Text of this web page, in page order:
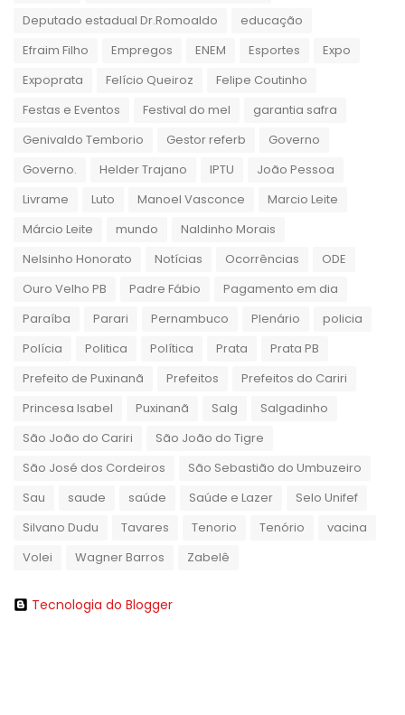
Deputado estadual Dr.Romoaldo
educação
Efraim Filho
Empregos ENEM Esportes
Expo
Expoprata
Felício Queiroz
Felipe Coutinho
Festas e Eventos
Festival do mel
garantia safra
Genivaldo Temborio
Gestor referb
Governo
Governo.
Helder Trajano IPTU
João Pessoa
Livrame
Luto Manoel Vasconce
Marcio Leite
Márcio Leite
mundo
Naldinho Morais
Nelsinho Honorato
Notícias Ocorrências
ODE
Ouro Velho PB
Padre Fábio
Pagamento em dia
Paraíba
Parari Pernambuco Plenário
policia
Polícia
Politica Política Prata
Prata PB
Prefeito de Puxinanã
Prefeitos
Prefeitos do Cariri
Princesa Isabel
Puxinanã Salg
Salgadinho
São João do Cariri
São João do Tigre
São José dos Cordeiros
São Sebastião do Umbuzeiro
Sau
saude saúde Saúde e Lazer
Selo Unifef
Silvano Dudu
Tavares Tenorio Tenório
vacina
Volei
Wagner Barros Zabelê
Tecnologia do Blogger